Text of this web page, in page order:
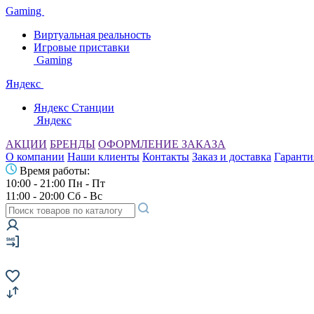
Gaming
Виртуальная реальность
Игровые приставки
Gaming
Яндекс
Яндекс Станции
Яндекс
АКЦИИ БРЕНДЫ ОФОРМЛЕНИЕ ЗАКАЗА
О компании Наши клиенты Контакты Заказ и доставка
Время работы:
10:00 - 21:00 Пн - Пт
11:00 - 20:00 Сб - Вс